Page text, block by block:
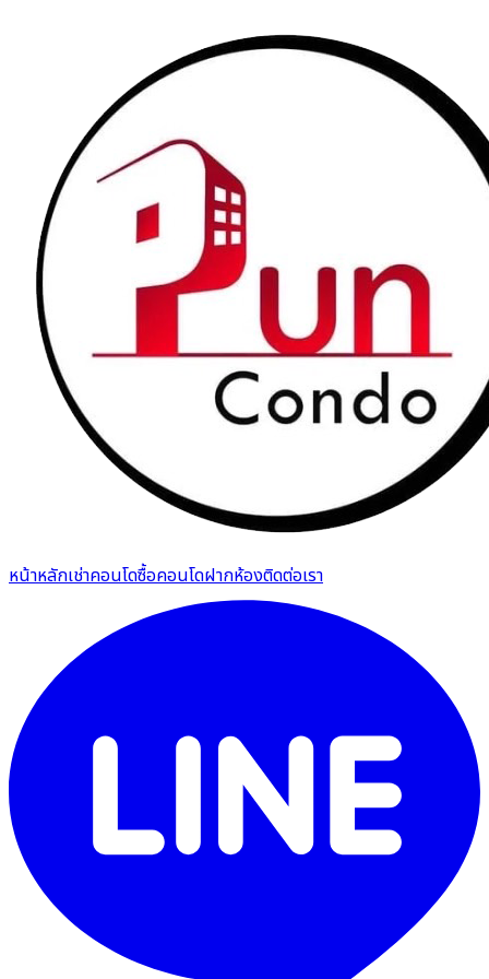
หน้าหลักเช่าคอนโดซื้อคอนโดฝากห้องติดต่อเรา